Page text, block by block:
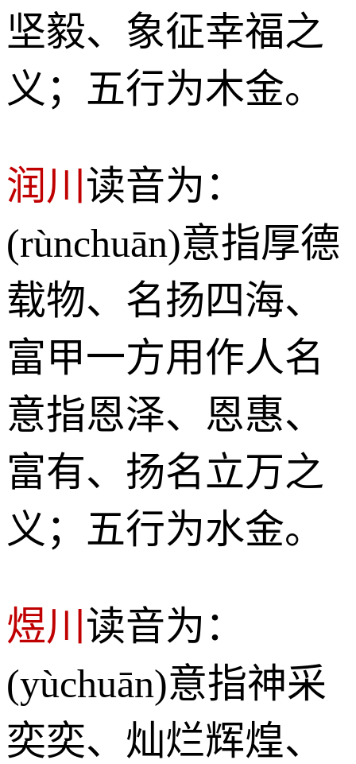
坚毅、象征幸福之
义；五行为木金。
润川 读音为：
(rùnchuān)意指厚德
载物、名扬四海、
富甲一方用作人名
意指恩泽、恩惠、
富有、扬名立万之
义；五行为水金。
煜川 读音为：
(yùchuān)意指神采
奕奕、灿烂辉煌、